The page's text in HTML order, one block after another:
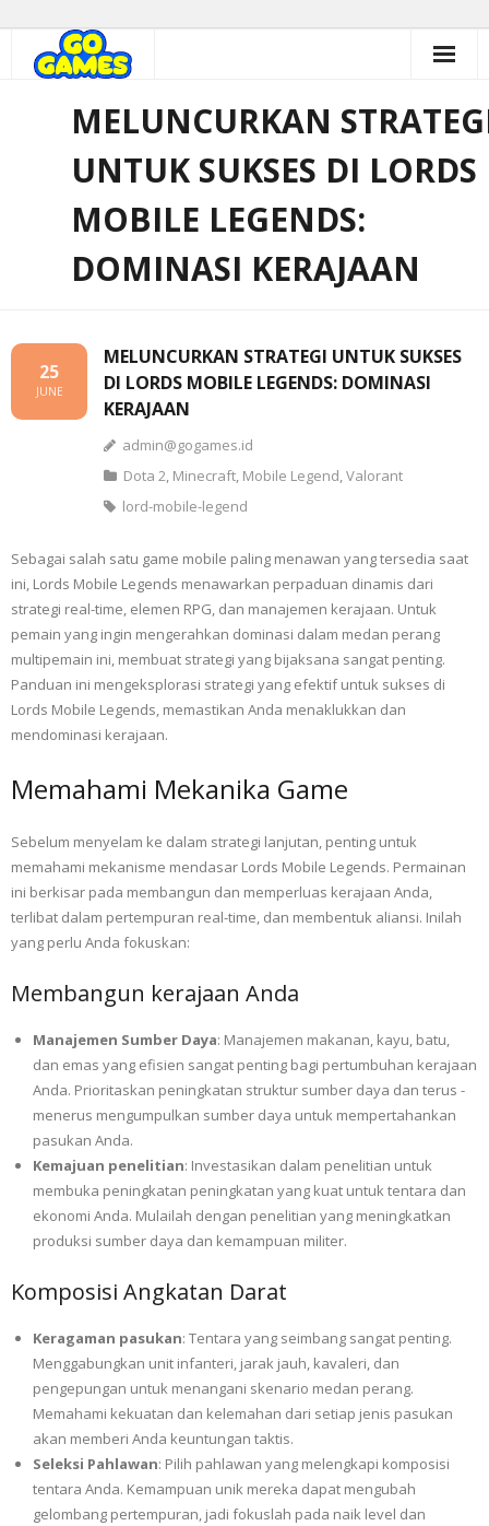
MELUNCURKAN
UNTUK SUKSES DI LORDS
MOBILE LEGENDS:
DOMINASI KERAJAAN
MELUNCURKAN STRATEGI UNTUK SUKSES
DI LORDS MOBILE LEGENDS: DOMINASI
KERAJAAN
25
JUNE
admin@gogames.id
Dota 2, Minecraft, Mobile Legend,Valorant
lord-mobile-legend
Sebagai salah satu game mobile paling menawan yang tersedia saat
ini, Lords Mobile Legends menawarkan perpaduan dinamis dari
strategi real-time, elemen RPG, dan manajemen kerajaan. Untuk
pemain yang ingin mengerahkan dominasi dalam medan perang
multipemain ini, membuat strategi yang bijaksana sangat penting.
Panduan ini mengeksplorasi strategi yang efektif untuk sukses di
Lords Mobile Legends, memastikan Anda menaklukkan dan
mendominasi kerajaan.
Memahami Mekanika Game
Sebelum menyelam ke dalam strategi lanjutan, penting untuk
memahami mekanisme mendasar Lords Mobile Legends. Permainan
ini berkisar pada membangun dan memperluas kerajaan Anda,
terlibat dalam pertempuran real-time, dan membentuk aliansi. Inilah
yang perlu Anda fokuskan:
Membangun kerajaan Anda
Manajemen Sumber Daya: Manajemen makanan, kayu, batu,
dan emas yang efisien sangat penting bagi pertumbuhan kerajaan
Anda. Prioritaskan peningkatan struktur sumber daya dan terus -
menerus mengumpulkan sumber daya untuk mempertahankan
pasukan Anda.
Kemajuan penelitian: Investasikan dalam penelitian untuk
membuka peningkatan peningkatan yang kuat untuk tentara dan
ekonomi Anda. Mulailah dengan penelitian yang meningkatkan
produksi sumber daya dan kemampuan militer.
Komposisi Angkatan Darat
Keragaman pasukan: Tentara yang seimbang sangat penting.
Menggabungkan unit infanteri, jarak jauh, kavaleri, dan
pengepungan untuk menangani skenario medan perang.
Memahami kekuatan dan kelemahan dari setiap jenis pasukan
akan memberi Anda keuntungan taktis.
Seleksi Pahlawan: Pilih pahlawan yang melengkapi komposisi
tentara Anda. Kemampuan unik mereka dapat mengubah
gelombang pertempuran, jadi fokuslah pada naik level dan